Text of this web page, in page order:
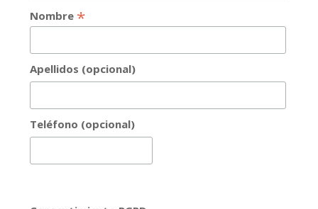
Nombre *
Apellidos (opcional)
Teléfono (opcional)